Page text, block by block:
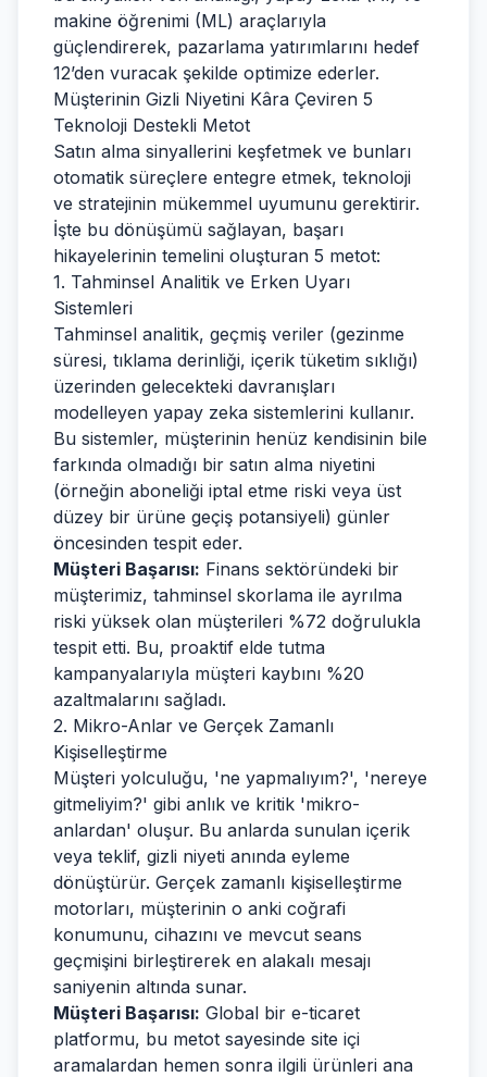
makine öğrenimi (ML) araçlarıyla
güçlendirerek, pazarlama yatırımlarını hedef
12’den vuracak şekilde optimize ederler.
Müşterinin Gizli Niyetini Kâra Çeviren 5
Teknoloji Destekli Metot
Satın alma sinyallerini keşfetmek ve bunları
otomatik süreçlere entegre etmek, teknoloji
ve stratejinin mükemmel uyumunu gerektirir.
İşte bu dönüşümü sağlayan, başarı
hikayelerinin temelini oluşturan 5 metot:
1. Tahminsel Analitik ve Erken Uyarı
Sistemleri
Tahminsel analitik, geçmiş veriler (gezinme
süresi, tıklama derinliği, içerik tüketim sıklığı)
üzerinden gelecekteki davranışları
modelleyen yapay zeka sistemlerini kullanır.
Bu sistemler, müşterinin henüz kendisinin bile
farkında olmadığı bir satın alma niyetini
(örneğin aboneliği iptal etme riski veya üst
düzey bir ürüne geçiş potansiyeli) günler
öncesinden tespit eder.
Müşteri Başarısı: Finans sektöründeki bir
müşterimiz, tahminsel skorlama ile ayrılma
riski yüksek olan müşterileri %72 doğrulukla
tespit etti. Bu, proaktif elde tutma
kampanyalarıyla müşteri kaybını %20
azaltmalarını sağladı.
2. Mikro-Anlar ve Gerçek Zamanlı
Kişiselleştirme
Müşteri yolculuğu, 'ne yapmalıyım?', 'nereye
gitmeliyim?' gibi anlık ve kritik 'mikro-
anlardan' oluşur. Bu anlarda sunulan içerik
veya teklif, gizli niyeti anında eyleme
dönüştürür. Gerçek zamanlı kişiselleştirme
motorları, müşterinin o anki coğrafi
konumunu, cihazını ve mevcut seans
geçmişini birleştirerek en alakalı mesajı
saniyenin altında sunar.
Müşteri Başarısı: Global bir e-ticaret
platformu, bu metot sayesinde site içi
aramalardan hemen sonra ilgili ürünleri ana